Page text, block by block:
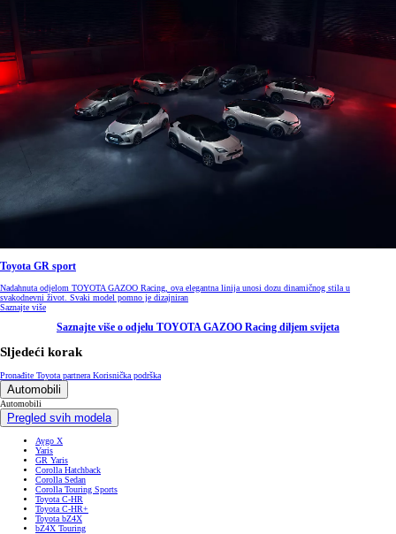
Toyota GR sport
Nadahnuta odjelom TOYOTA GAZOO Racing, ova elegantna linija unosi dozu dinamičnog stila u
svakodnevni život. Svaki model pomno je dizajniran
Saznajte više
Saznajte više o odjelu TOYOTA GAZOO Racing diljem svijeta
Sljedeći korak
Pronađite Toyota partnera Korisnička podrška
Automobili
Automobili
Pregled svih modela
Aygo X
Yaris
GR Yaris
Corolla Hatchback
Corolla Sedan
Corolla Touring Sports
Toyota C-HR
Toyota C-HR+
Toyota bZ4X
bZ4X Touring